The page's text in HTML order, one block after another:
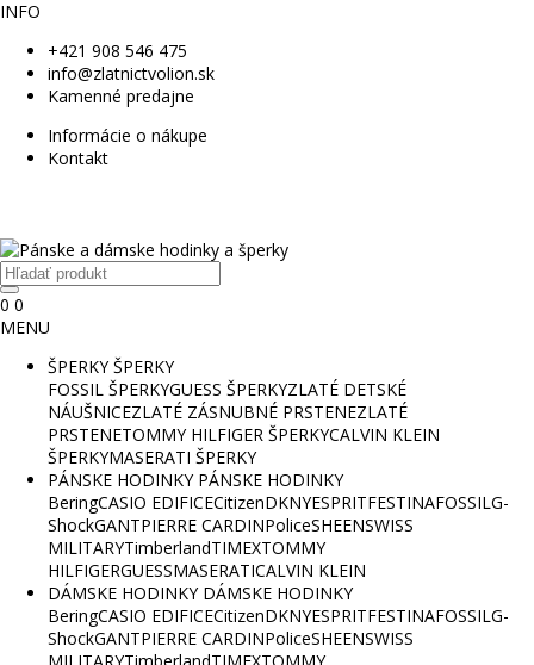
INFO
+421 908 546 475
info@zlatnictvolion.sk
Kamenné predajne
Informácie o nákupe
Kontakt
0 0
MENU
ŠPERKY ŠPERKY
FOSSIL ŠPERKYGUESS ŠPERKYZLATÉ DETSKÉ
NÁUŠNICEZLATÉ ZÁSNUBNÉ PRSTENEZLATÉ
PRSTENETOMMY HILFIGER ŠPERKYCALVIN KLEIN
ŠPERKYMASERATI ŠPERKY
PÁNSKE HODINKY PÁNSKE HODINKY
BeringCASIO EDIFICECitizenDKNYESPRITFESTINAFOSSILG-
ShockGANTPIERRE CARDINPoliceSHEENSWISS
MILITARYTimberlandTIMEXTOMMY
HILFIGERGUESSMASERATICALVIN KLEIN
DÁMSKE HODINKY DÁMSKE HODINKY
BeringCASIO EDIFICECitizenDKNYESPRITFESTINAFOSSILG-
ShockGANTPIERRE CARDINPoliceSHEENSWISS